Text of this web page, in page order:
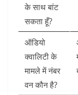
के साथ बांट
सकता हूँ?
ऑडियो
क्वालिटी के
मामले में नंबर
वन कौन है?